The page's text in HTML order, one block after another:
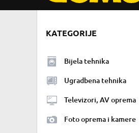
KATEGORIJE
Bijela tehnika
Ugradbena tehnika
Televizori, AV oprema
Foto oprema i kamere